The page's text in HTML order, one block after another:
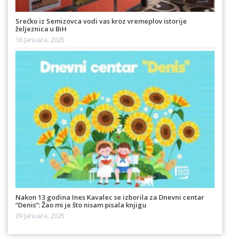
Srećko iz Semizovca vodi vas kroz vremeplov istorije
željeznica u BiH
16 Januara, 2025
Nakon 13 godina Ines Kavalec se izborila za Dnevni centar
“Denis”: Žao mi je što nisam pisala knjigu
09 Januara, 2025